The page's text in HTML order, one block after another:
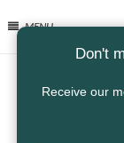
MENU
Don't
Receive our